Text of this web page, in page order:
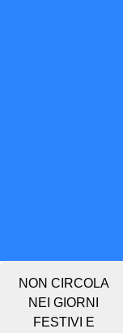
NON CIRCOLA
NEI GIORNI
FESTIVI E